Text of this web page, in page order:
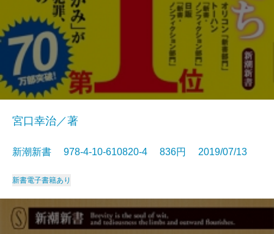
宮口幸治／著
新潮新書 978-4-10-610820-4 836円 2019/07/13
新書電子書籍あり